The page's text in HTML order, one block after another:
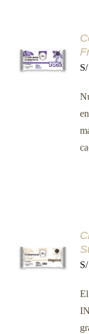
CARRITO
/
S/
CARRITO
/
S/